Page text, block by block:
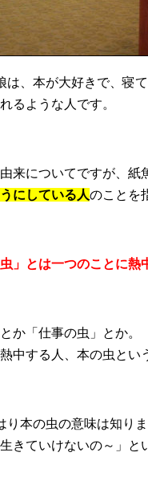
は、本が大好きで、寝
るような人です。
来についてですが、紙
にしている人のことを
虫」とは一つのことに熱
か「仕事の虫」とか。
中する人、本の虫とい
り本の虫の意味は知り
生きていけないの～」